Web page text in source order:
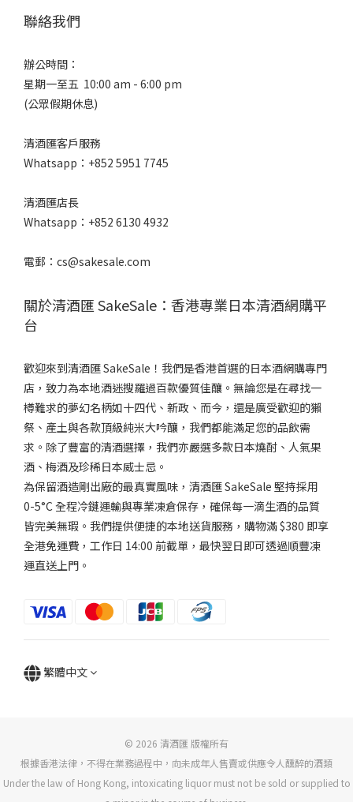
(2)
中.
(2)
微
(1)
口
風
味
中..
微
(1)
香
氣
適
中...
(1)
微
強
香
(4)
牌
Kikkokabishi
聯絡我們
辦公時間：
星期一至五 10:00 am - 6:00 pm
(公眾假期休息)
清酒匯客戶服務
Whatsapp：+852 5951 7745
清酒匯店長
Whatsapp：+852 6130 4932
電郵：cs@sakesale.com
關於清酒匯 SakeSale：香港專業日本清酒網購平
台
歡迎來到清酒匯 SakeSale！我們是香港首選的日本酒網購專門
店，致力為本地酒迷搜羅過百款優質佳釀。無論您是在尋找一
樽難求的夢幻名柄如十四代、新政、而今，還是廣受歡迎的獺
祭、產土與各款頂級純米大吟釀，我們都能滿足您的品飲需
求。除了豐富的清酒選擇，我們亦嚴選多款日本燒酎、人氣果
酒、梅酒及珍稀日本威士忌。
為保留酒造剛出廠的最真實風味，清酒匯 SakeSale 堅持採用
0-5°C 全程冷鏈運輸與專業凍倉保存，確保每一滴生酒的品質
皆完美無瑕。我們提供便捷的本地送貨服務，購物滿 $380 即享
全港免運費，工作日 14:00 前截單，最快翌日即可透過順豐凍
運直送上門。
繁體中文
© 2026 清酒匯 版權所有
根據香港法律，不得在業務過程中，向未成年人售賣或供應令人醺醉的酒類
Under the law of Hong Kong, intoxicating liquor must not be sold or supplied to